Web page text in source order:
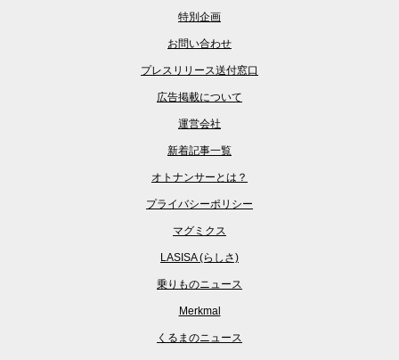
特別企画
お問い合わせ
プレスリリース送付窓口
広告掲載について
運営会社
新着記事一覧
オトナンサーとは？
プライバシーポリシー
マグミクス
LASISA (らしさ)
乗りものニュース
Merkmal
くるまのニュース